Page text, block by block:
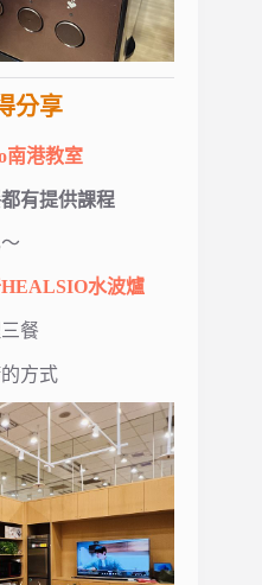
分享
南港教室
有提供課程
HEALSIO水波爐
餐
方式